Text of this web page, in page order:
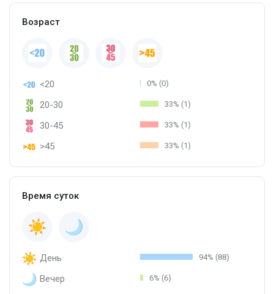
Возраст
<20 0% (0)
20-30 33% (1)
30-45 33% (1)
>45 33% (1)
Время суток
День 94% (88)
Вечер 6% (6)